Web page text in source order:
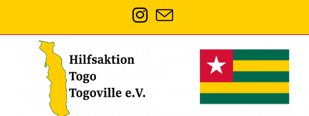
springen